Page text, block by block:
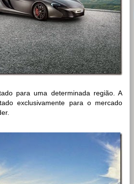
para uma determinada região. A
exclusivamente para o mercado